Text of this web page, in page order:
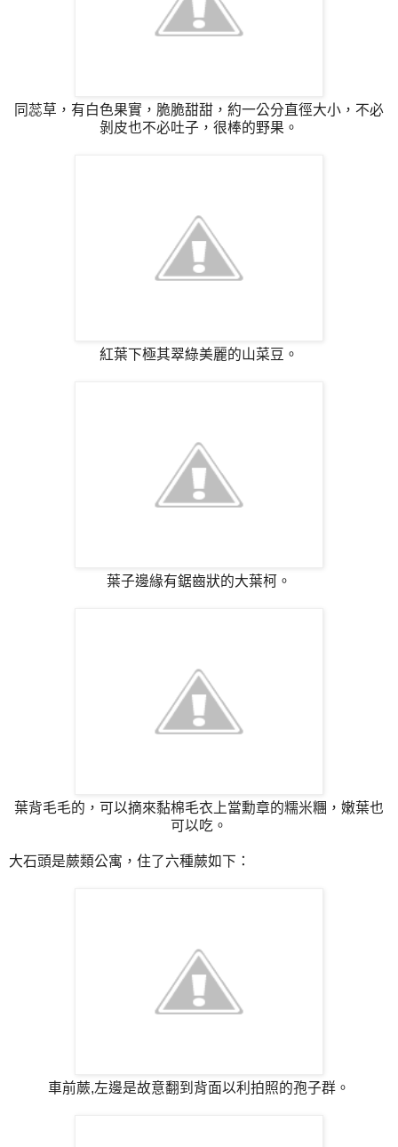
同蕊草，有白色果實，脆脆甜甜，約一公分直徑大小，不必
剝皮也不必吐子，很棒的野果。
紅葉下極其翠綠美麗的山菜豆。
葉子邊緣有鋸齒狀的大葉柯。
葉背毛毛的，可以摘來黏棉毛衣上當勳章的糯米糰，嫩葉也
可以吃。
大石頭是蕨類公寓，住了六種蕨如下：
車前蕨,左邊是故意翻到背面以利拍照的孢子群。